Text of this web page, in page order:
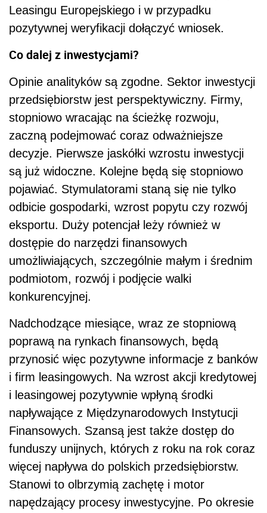
Leasingu Europejskiego i w przypadku
pozytywnej weryfikacji dołączyć wniosek.
Co dalej z inwestycjami?
Opinie analityków są zgodne. Sektor inwestycji
przedsiębiorstw jest perspektywiczny. Firmy,
stopniowo wracając na ścieżkę rozwoju,
zaczną podejmować coraz odważniejsze
decyzje. Pierwsze jaskółki wzrostu inwestycji
są już widoczne. Kolejne będą się stopniowo
pojawiać. Stymulatorami staną się nie tylko
odbicie gospodarki, wzrost popytu czy rozwój
eksportu. Duży potencjał leży również w
dostępie do narzędzi finansowych
umożliwiających, szczególnie małym i średnim
podmiotom, rozwój i podjęcie walki
konkurencyjnej.
Nadchodzące miesiące, wraz ze stopniową
poprawą na rynkach finansowych, będą
przynosić więc pozytywne informacje z banków
i firm leasingowych. Na wzrost akcji kredytowej
i leasingowej pozytywnie wpłyną środki
napływające z Międzynarodowych Instytucji
Finansowych. Szansą jest także dostęp do
funduszy unijnych, których z roku na rok coraz
więcej napływa do polskich przedsiębiorstw.
Stanowi to olbrzymią zachętę i motor
napędzający procesy inwestycyjne. Po okresie